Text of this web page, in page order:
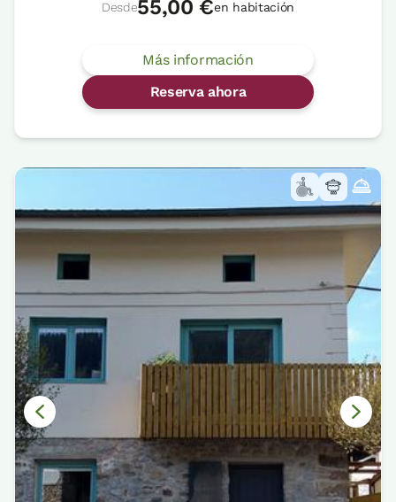
Desde55,00 €en habitación
Más información
Reserva ahora